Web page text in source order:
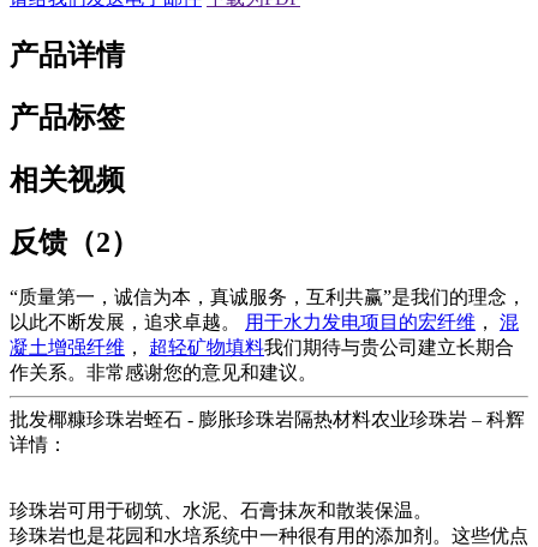
产品详情
产品标签
相关视频
反馈（2）
“质量第一，诚信为本，真诚服务，互利共赢”是我们的理念，
以此不断发展，追求卓越。
用于水力发电项目的宏纤维 ， 混
凝土增强纤维 ， 超轻矿物填料我们期待与贵公司建立长期合
作关系。非常感谢您的意见和建议。
批发椰糠珍珠岩蛭石 - 膨胀珍珠岩隔热材料农业珍珠岩 – 科辉
详情：
珍珠岩可用于砌筑、水泥、石膏抹灰和散装保温。
珍珠岩也是花园和水培系统中一种很有用的添加剂。这些优点